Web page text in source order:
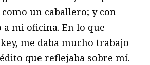
un caballero; y con
a mi oficina. En lo que
me daba mucho trabajo
que reflejaba sobre mí.